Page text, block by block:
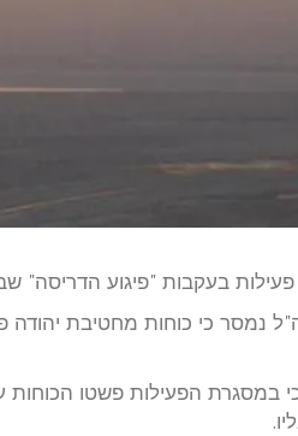
בעקבות "פיגוע הדריסה"
נמסר כי כוחות מחטיבת
במסגרת הפעילות פשטו